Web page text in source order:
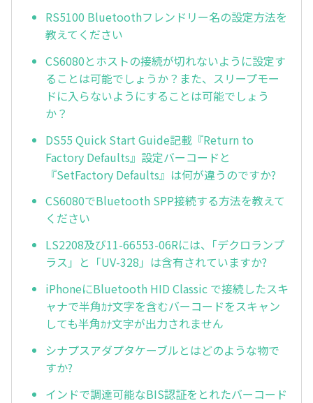
RS5100 Bluetoothフレンドリー名の設定方法を
教えてください
CS6080とホストの接続が切れないように設定す
ることは可能でしょうか？また、スリープモー
ドに入らないようにすることは可能でしょう
か？
DS55 Quick Start Guide記載『Return to
Factory Defaults』設定バーコードと
『SetFactory Defaults』は何が違うのですか?
CS6080でBluetooth SPP接続する方法を教えて
ください
LS2208及び11-66553-06Rには、｢デクロランプ
ラス」と「UV-328」は含有されていますか?
iPhoneにBluetooth HID Classic で接続したスキ
ャナで半角ｶﾅ文字を含むバーコードをスキャン
しても半角ｶﾅ文字が出力されません
シナプスアダプタケーブルとはどのような物で
すか?
インドで調達可能なBIS認証をとれたバーコード